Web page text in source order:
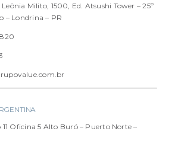
Milito, 1500, Ed. Atsushi Tower – 25º
– Londrina – PR
11 Oficina 5 Alto Buró – Puerto Norte –